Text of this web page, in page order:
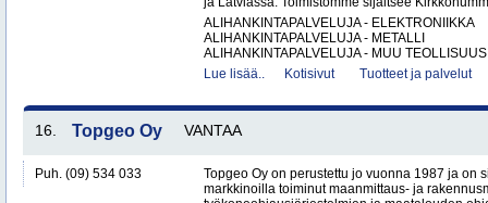
ALIHANKINTAPALVELUJA - ELEKTRONIIKKA
ALIHANKINTAPALVELUJA - METALLI
ALIHANKINTAPALVELUJA - MUU
Lue lisää..
Kotisivut Tuotteet ja palvelut
16. Topgeo Oy VANTAA
Puh. (09) 534 033
Topgeo Oy on perustettu jo vuonna 1987 ja on
markkinoilla toiminut maanmittaus- ja